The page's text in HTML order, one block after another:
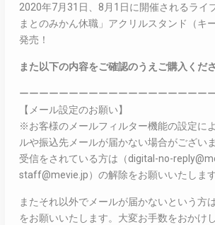
2020年7月31日、8月1日に開催されるライ
まとのみかん休職」アクリルスタンド（キ
発売！
また以下の内容をご確認のうえご購入くださ
ーーーーーーーーーーーーーーーーーーー
【メール設定のお願い】
※お客様のメールフィルター機能の設定に
ルや振込先メールが届かない場合がござい
受信をされている方は（digital-no-
staff@mevie.jp）の解除をお願いいたします
またそれ以外でメールが届かないという方
をお願いいたします。大変お手数をおかけ